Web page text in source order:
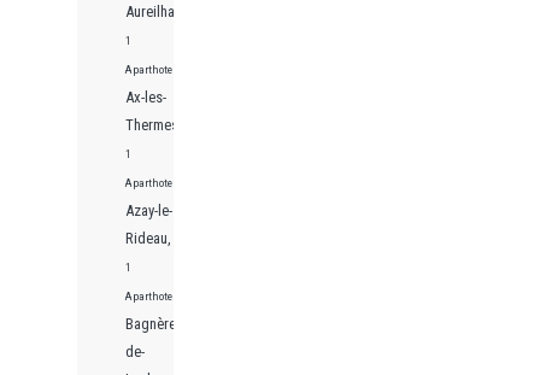
Aureilhan,
1
Aparthotels
Ax-les-
Thermes,
1
Aparthotels
Azay-le-
Rideau,
1
Aparthotels
Bagnères-
de-